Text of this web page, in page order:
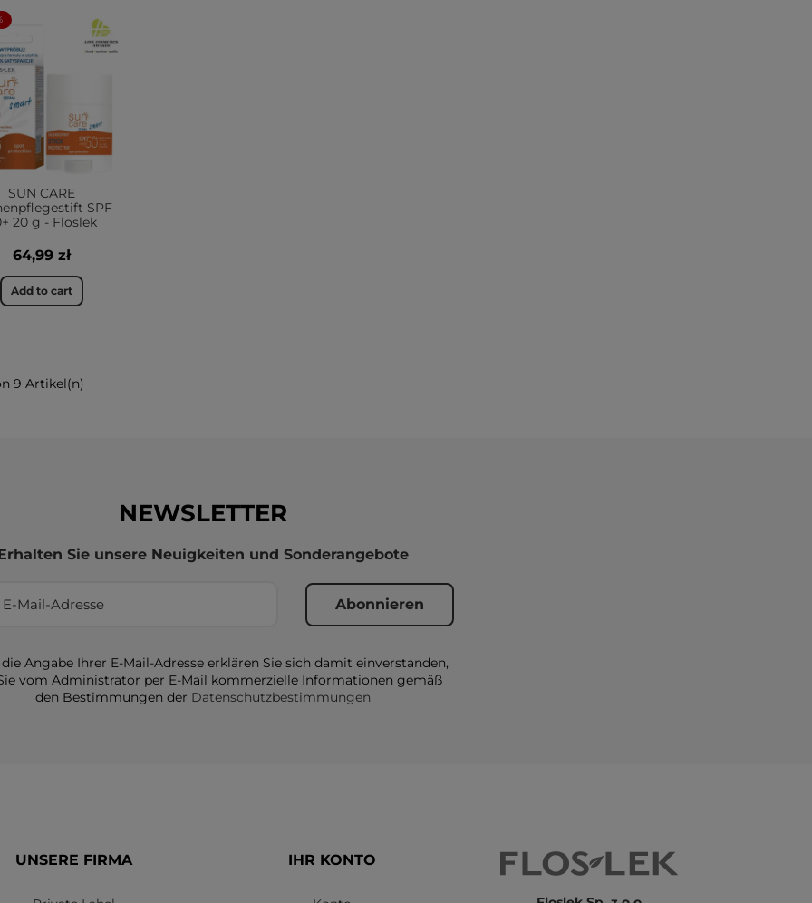
SUN CARE
SPF
20 g - Floslek
64,99 zł
Add to cart
9 Artikel(n)
NEWSLETTER
Sie unsere Neuigkeiten und Sonderangebote
Angabe Ihrer E-Mail-Adresse erklären Sie sich damit einverstanden,
vom Administrator per E-Mail kommerzielle Informationen gemäß
den Bestimmungen der Datenschutzbestimmungen
UNSERE FIRMA IHR KONTO